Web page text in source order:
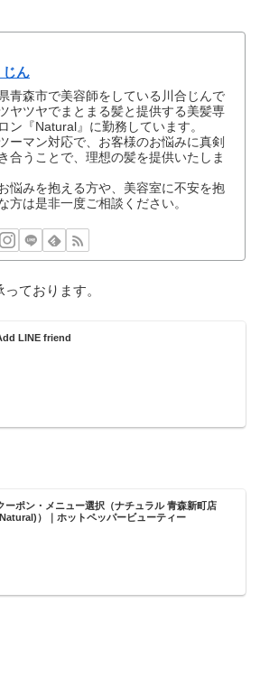
じん
青森市で美容師をしている川合じんで
ヤツヤでまとまる髪と提供する美髪専
ン『Natural』に勤務しています。
ーマン対応で、お客様のお悩みに真剣
合うことで、理想の髪を提供いたしま
悩みを抱える方や、美容室に不安を抱
方は是非一度ご相談ください。
ております。
LINE friend
ーポン・メニュー選択（ナチュラル 青森新町店
）｜ホットペッパービューティー